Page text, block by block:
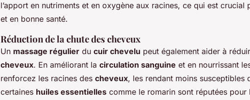
l’apport en nutriments et en oxygène aux racines, ce qui est crucial
et en bonne santé.
Réduction de la chute des cheveux
Un massage régulier du cuir chevelu peut également aider à
cheveux. En améliorant la circulation sanguine et en nourrissant
renforcez les racines des cheveux, les rendant moins susceptibles
certaines huiles essentielles comme le romarin sont réputées